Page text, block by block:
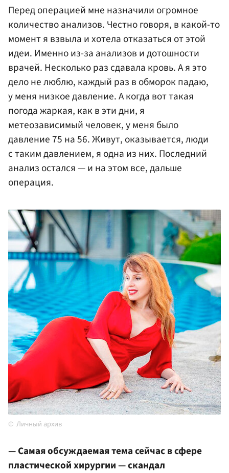
Перед операцией мне назначили огромное
количество анализов. Честно говоря, в какой-то
момент я взвыла и хотела отказаться от этой
идеи. Именно из-за анализов и дотошности
врачей. Несколько раз сдавала кровь. А я это
дело не люблю, каждый раз в обморок падаю,
у меня низкое давление. А когда вот такая
погода жаркая, как в эти дни, я
метеозависимый человек, у меня было
давление 75 на 56. Живут, оказывается, люди
с таким давлением, я одна из них. Последний
анализ остался — и на этом все, дальше
операция.
Личный архив
— Самая обсуждаемая тема сейчас в сфере
пластической хирургии — скандал